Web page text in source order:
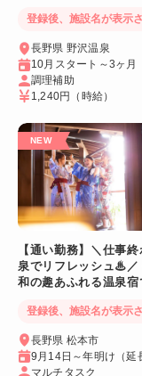
登録後、施設名が表示
長野県 野沢温泉
10月スタート～3ヶ月
調理補助
1,240円
（時給）
【通い勤務】＼仕事
泉でリフレッシュ♨／
和の趣あふれる温泉宿
登録後、施設名が表示
長野県 松本市
9月14日～年明け（延
マルチタスク